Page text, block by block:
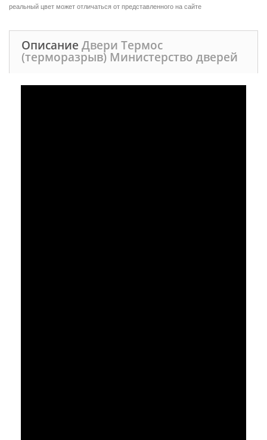
реальный цвет может отличаться от представленного на сайте
Описание Двери Термос
(терморазрыв) Министерство дверей